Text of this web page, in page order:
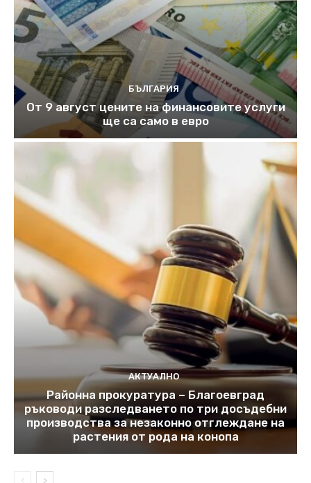
БЪЛГАРИЯ
От 9 август цените на финансовите услуги
ще са само в евро
АКТУАЛНО
Районна прокуратура – Благоевград
ръководи разследването по три досъдебни
производства за незаконно отглеждане на
растения от рода на конопа